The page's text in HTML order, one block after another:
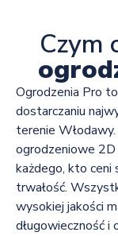
Czym
Ogrodzenia Pro
dostarczaniu
terenie
ogrodzeniowe 2D
każdego, kto
trwałość.
wysokiej jakości
długowieczność i